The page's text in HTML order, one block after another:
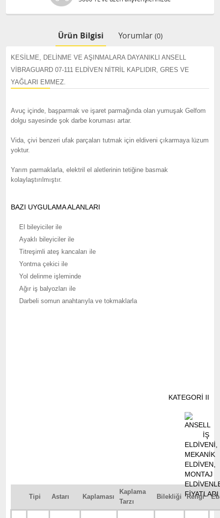
Ürün Bilgisi Yorumlar (0)
KESILME, DELINME VE AŞINMALARA DAYANIKLI ANSELL
VIBRAGUARD 07-111 ELDIVEN NITRIL KAPLIDIR, GRES VE
YAĞLARI EMMEZ.
Avuç içinde, başparmak ve işaret parmağında olan yumuşak Gelfom
dolgu sayesinde şok darbe koruması artar.
Vida, çivi benzeri ufak parçaları tutmak için eldiveni çıkarmaya lüzum
yoktur.
Yarım parmaklarla, elektril el aletlerinin tetiğine basmak
kolaylaştırılmıştır.
BAZI UYGULAMA ALANLARI
El bileyiciler ile
Ayaklı bileyiciler ile
Titreşimli ateş kancaları ile
Yontma çekici ile
Yol delinme işleminde
Ağır iş balyozları ile
Darbeli somun anahtarıyla ve tokmaklarla
KATEGORİ II
Tipi Astarı Kaplaması
Kaplama
Tarzı
Bilekliği Rengi